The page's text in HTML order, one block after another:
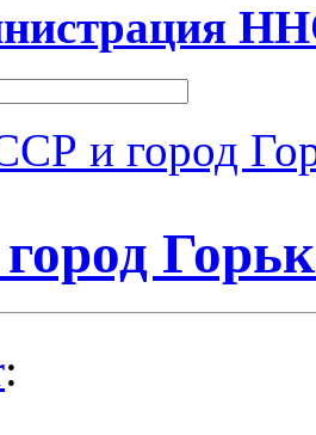
и город
: